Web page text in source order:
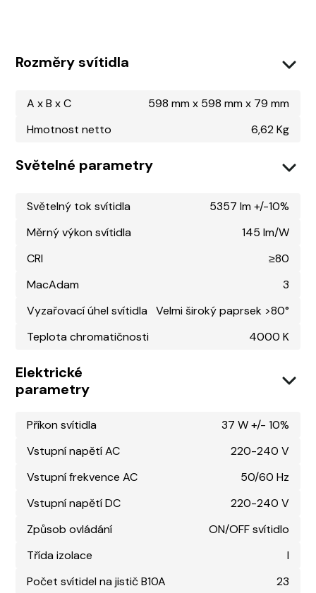
Rozměry svítidla
A x B x C
598 mm x 598 mm x 79 mm
Hmotnost netto
6,62 Kg
Světelné parametry
Světelný tok svítidla
5357 lm +/-10%
Měrný výkon svítidla
145 lm/W
CRI
≥80
MacAdam
3
Vyzařovací úhel svítidla
Velmi široký paprsek >80°
Teplota chromatičnosti
4000 K
Elektrické
parametry
Příkon svítidla
37 W +/- 10%
Vstupní napětí AC
220-240 V
Vstupní frekvence AC
50/60 Hz
Vstupní napětí DC
220-240 V
Způsob ovládání
ON/OFF svítidlo
Třída izolace
I
Počet svítidel na jistič B10A
23